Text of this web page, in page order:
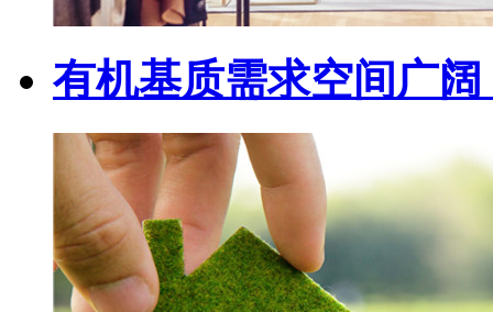
有机基质需求空间广